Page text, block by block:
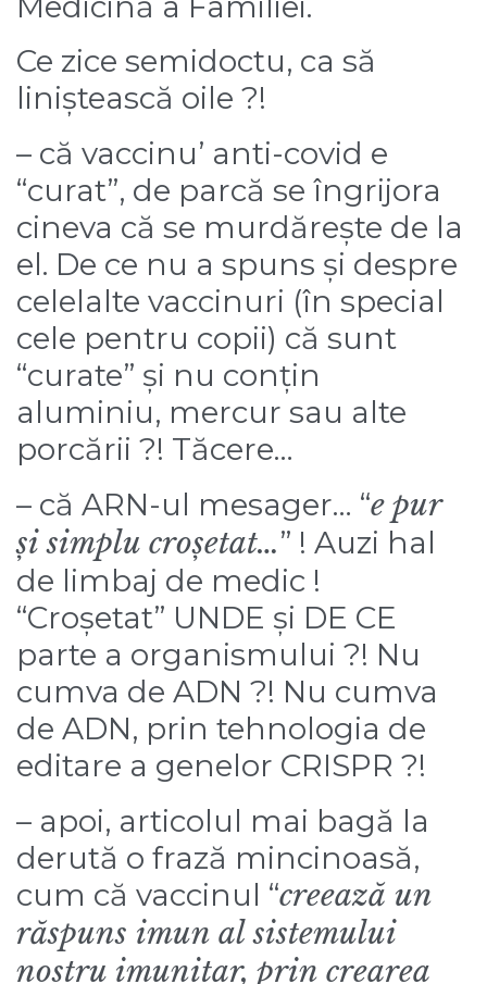
Ce zice semidoctu, ca să
liniștească oile ?!
– că vaccinu’ anti-covid e
“curat”, de parcă se îngrijora
cineva că se murdărește de la
el. De ce nu a spuns și despre
celelalte vaccinuri (în special
cele pentru copii) că sunt
“curate” și nu conțin
aluminiu, mercur sau alte
porcării ?! Tăcere…
– că ARN-ul mesager… “e pur
și simplu croșetat…” ! Auzi hal
de limbaj de medic !
“Croșetat” UNDE și DE CE
parte a organismului ?! Nu
cumva de ADN ?! Nu cumva
de ADN, prin tehnologia de
editare a genelor CRISPR ?!
– apoi, articolul mai bagă la
derută o frază mincinoasă,
cum că vaccinul “creează un
răspuns imun al sistemului
nostru imunitar, prin crearea